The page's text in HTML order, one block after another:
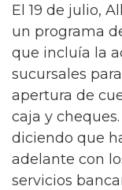
El 19 de julio,
un programa
que incluía la
sucursales
apertura de
caja y
diciendo que
adelante con
servicios